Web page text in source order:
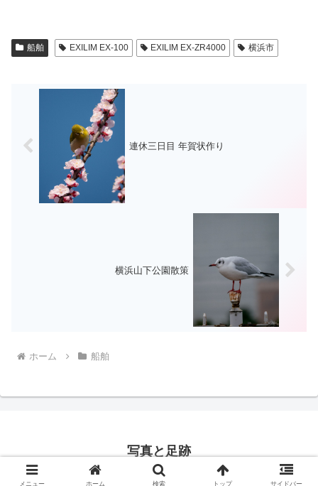
船舶 EXILIM EX-100 EXILIM EX-ZR4000 横浜市
連休三日目 年賀状作り
横浜山下公園散策
ホーム 船舶
写真と足跡
© 2016 写真と足跡.
メニュー ホーム 検索 トップ サイドバー